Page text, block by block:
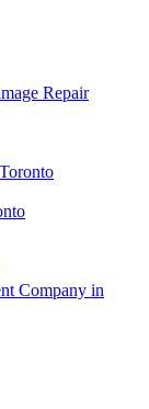
Repair
Company in